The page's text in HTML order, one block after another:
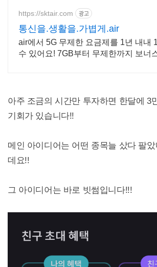
https://sktair.com 광고
통신을.생활을.가볍게.air
air에서 5G 무제한 요금제를 1년 내내
수 있어요! 7GB부터 무제한까지 보너
아주 조금의 시간만 투자하면 한달에 3
기회가 있습니다!!
메인 아이디어는 어떤 종목늘 샀다 팔
데요!!
그 아이디어는 바로 빗썸입니다!!!